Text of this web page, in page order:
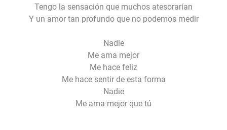
Tengo la sensación que muchos atesorarían
Y un amor tan profundo que no podemos medir
Nadie
Me ama mejor
Me hace feliz
Me hace sentir de esta forma
Nadie
Me ama mejor que tú